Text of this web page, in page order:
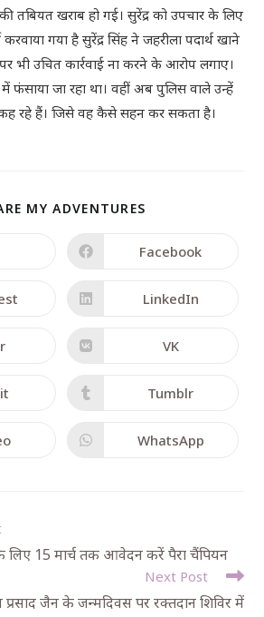
तबियत खराब हो गई। सुरेंद्र को उपचार के लिए
गया है सुरेंद्र सिंह ने जहरीला पदार्थ खाने
भी उचित कार्रवाई ना करने के आरोप लगाए।
फंसाया जा रहा था। वहीं अब पुलिस वाले उन्हें
रहे हैं। जिसे वह कैसे सहन कर सकता है।
MY ADVENTURES
Facebook
LinkedIn
VK
Tumblr
WhatsApp
लिए 15 मार्च तक आवेदन करें पैरा चैंपियन
Next Post
प्रसाद जैन के जन्मदिवस पर रक्तदान शिविर में